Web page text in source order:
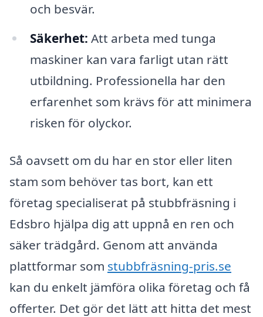
och besvär.
Säkerhet: Att arbeta med tunga
maskiner kan vara farligt utan rätt
utbildning. Professionella har den
erfarenhet som krävs för att minimera
risken för olyckor.
Så oavsett om du har en stor eller liten
stam som behöver tas bort, kan ett
företag specialiserat på stubbfräsning i
Edsbro hjälpa dig att uppnå en ren och
säker trädgård. Genom att använda
plattformar som stubbfräsning-pris.se
kan du enkelt jämföra olika företag och få
offerter. Det gör det lätt att hitta det mest